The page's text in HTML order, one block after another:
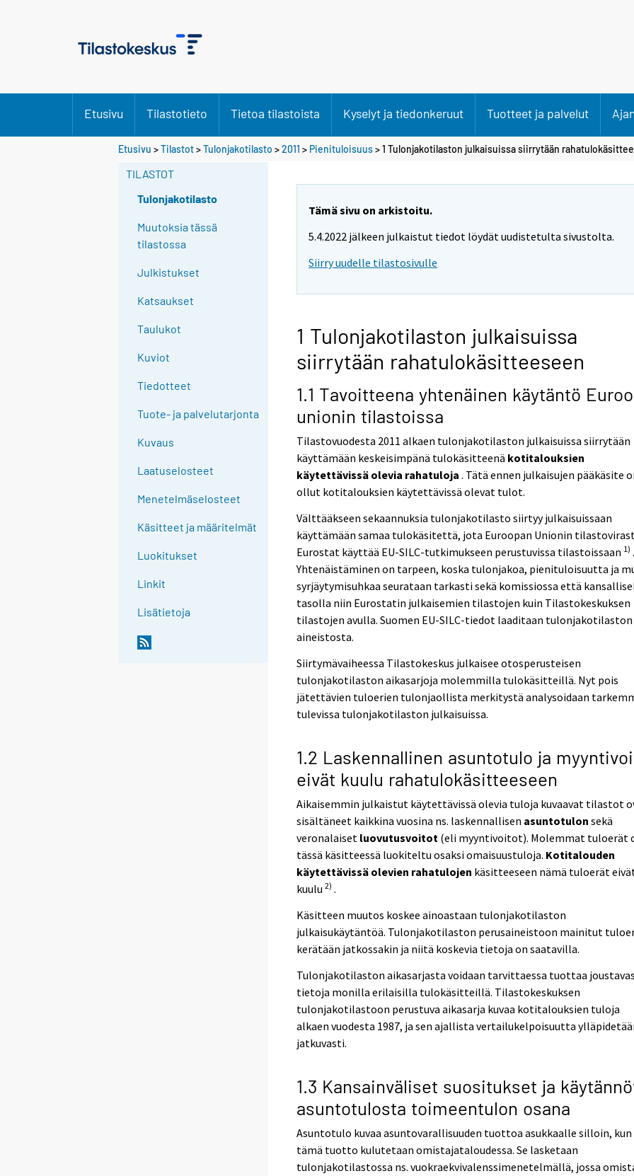
Etusivu Tilastotieto Tietoa tilastoista Kyselyt ja tiedonkeruut Tuotteet ja palvelut
Etusivu >Tilastot>Tulonjakotilasto >2011 > Pienituloisuus> 1 Tulonjakotilaston julkaisuissa siirrytään
TILASTOT
Tulonjakotilasto
Muutoksia tässä
tilastossa
Julkistukset
Katsaukset
Taulukot
Kuviot
Tiedotteet
Tuote- ja palvelutarjonta
Kuvaus
Laatuselosteet
Menetelmäselosteet
Käsitteet ja määritelmät
Luokitukset
Linkit
Lisätietoja
Tämä sivu on arkistoitu.
5.4.2022 jälkeen julkaistut tiedot löydät uudistetulta sivustolta.
Siirry uudelle tilastosivulle
1 Tulonjakotilaston julkaisuissa
siirrytään rahatulokäsitteeseen
1.1 Tavoitteena yhtenäinen käytäntö
unionin tilastoissa
Tilastovuodesta 2011 alkaen tulonjakotilaston julkaisuissa siirrytään
käyttämään keskeisimpänä tulokäsitteenä kotitalouksien
käytettävissä olevia rahatuloja . Tätä ennen julkaisujen pääkäsite
ollut kotitalouksien käytettävissä olevat tulot.
Välttääkseen sekaannuksia tulonjakotilasto siirtyy julkaisuissaan
käyttämään samaa tulokäsitettä, jota Euroopan Unionin
Eurostat käyttää EU-SILC-tutkimukseen perustuvissa tilastoissaan 1) .
Yhtenäistäminen on tarpeen, koska tulonjakoa, pienituloisuutta ja
syrjäytymisuhkaa seurataan tarkasti sekä komissiossa että
tasolla niin Eurostatin julkaisemien tilastojen kuin Tilastokeskuksen
tilastojen avulla. Suomen EU-SILC-tiedot laaditaan tulonjakotilaston
aineistosta.
Siirtymävaiheessa Tilastokeskus julkaisee otosperusteisen
tulonjakotilaston aikasarjoja molemmilla tulokäsitteillä. Nyt pois
jätettävien tuloerien tulonjaollista merkitystä analysoidaan
tulevissa tulonjakotilaston julkaisuissa.
1.2 Laskennallinen asuntotulo ja
eivät kuulu rahatulokäsitteeseen
Aikaisemmin julkaistut käytettävissä olevia tuloja kuvaavat tilastot
sisältäneet kaikkina vuosina ns. laskennallisen asuntotulon sekä
veronalaiset luovutusvoitot (eli myyntivoitot). Molemmat tuloerät
tässä käsitteessä luokiteltu osaksi omaisuustuloja. Kotitalouden
käytettävissä olevien rahatulojen käsitteeseen nämä tuloerät
kuulu2) .
Käsitteen muutos koskee ainoastaan tulonjakotilaston
julkaisukäytäntöä. Tulonjakotilaston perusaineistoon mainitut
kerätään jatkossakin ja niitä koskevia tietoja on saatavilla.
Tulonjakotilaston aikasarjasta voidaan tarvittaessa tuottaa
tietoja monilla erilaisilla tulokäsitteillä. Tilastokeskuksen
tulonjakotilastoon perustuva aikasarja kuvaa kotitalouksien tuloja
alkaen vuodesta 1987, ja sen ajallista vertailukelpoisuutta
jatkuvasti.
1.3 Kansainväliset suositukset ja
asuntotulosta toimeentulon osana
Asuntotulo kuvaa asuntovarallisuuden tuottoa asukkaalle silloin, kun
tämä tuotto kulutetaan omistajataloudessa. Se lasketaan
tulonjakotilastossa ns. vuokraekvivalenssimenetelmällä, jossa